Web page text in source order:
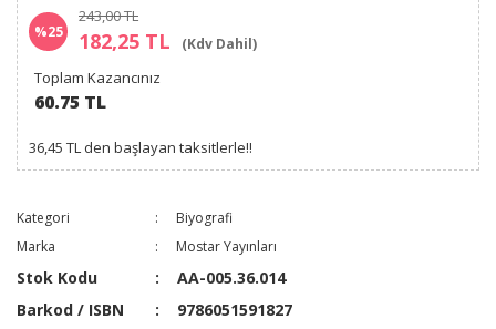
%25
243,00 TL
182,25 TL (Kdv Dahil)
Toplam Kazancınız
60.75 TL
36,45 TL den başlayan taksitlerle!!
Kategori
Biyografi
Marka
Mostar Yayınları
Stok Kodu
AA-005.36.014
Barkod / ISBN
9786051591827